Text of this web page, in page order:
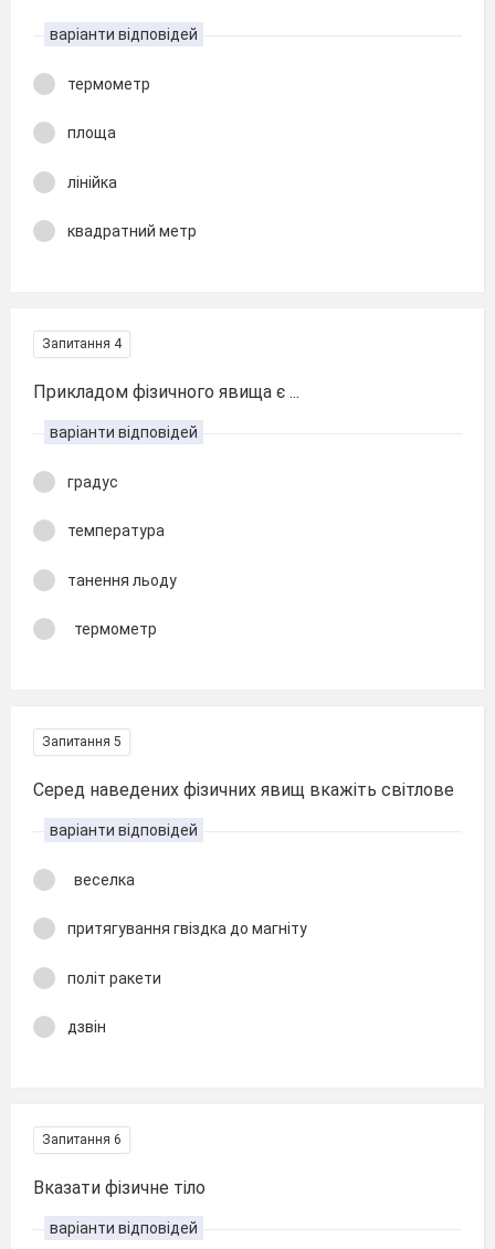
варіанти відповідей
термометр
площа
лінійка
квадратний метр
Запитання 4
Прикладом фізичного явища є ...
варіанти відповідей
градус
температура
танення льоду
термометр
Запитання 5
Серед наведених фізичних явищ вкажіть світлове
варіанти відповідей
веселка
притягування гвіздка до магніту
політ ракети
дзвін
Запитання 6
Вказати фізичне тіло
варіанти відповідей